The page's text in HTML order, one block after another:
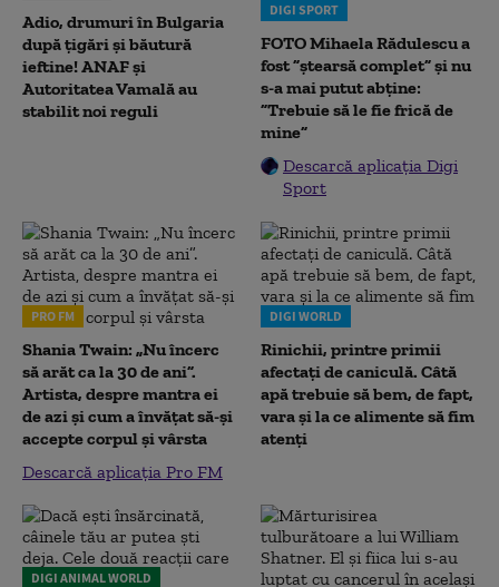
Adio, drumuri în Bulgaria
după țigări și băutură
ieftine! ANAF și
Autoritatea Vamală au
stabilit noi reguli
DIGI SPORT
FOTO Mihaela Rădulescu a
fost ”ștearsă complet” și nu
s-a mai putut abține:
”Trebuie să le fie frică de
mine”
Descarcă aplicația Digi
Sport
PRO FM
Shania Twain: „Nu încerc
să arăt ca la 30 de ani”.
Artista, despre mantra ei
de azi și cum a învățat să-și
accepte corpul și vârsta
Descarcă aplicația Pro FM
DIGI WORLD
Rinichii, printre primii
afectați de caniculă. Câtă
apă trebuie să bem, de fapt,
vara și la ce alimente să fim
atenți
DIGI ANIMAL WORLD